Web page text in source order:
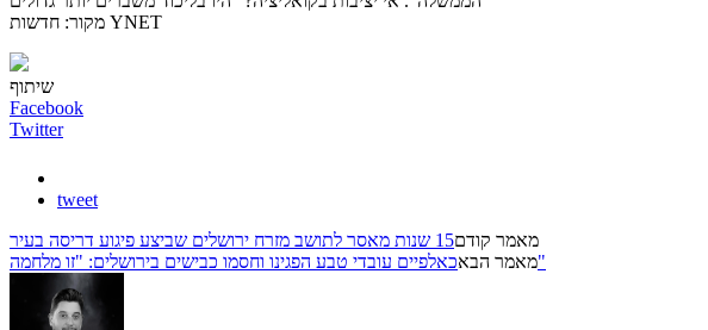
מקור: חדשות YNET
שיתוף
Facebook
Twitter
tweet
מאמר קודם15 שנות מאסר לתושב מזרח ירושלים שביצע פיגוע דריסה בעיר
מאמר הבאכאלפיים עובדי טבע הפגינו וחסמו כבישים בירושלים: "זו מלחמה"